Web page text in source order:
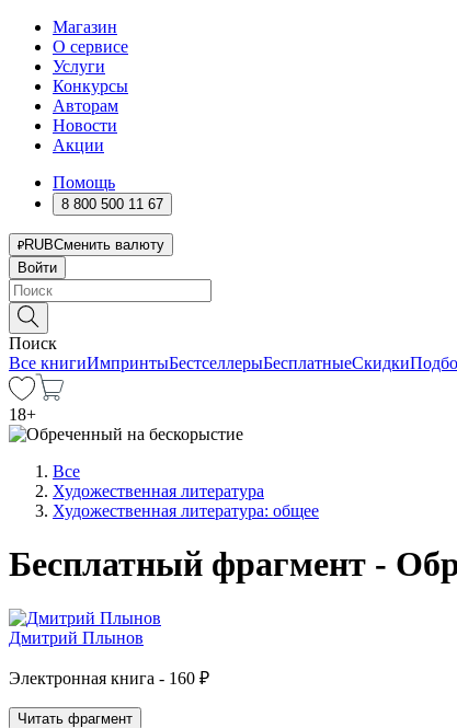
Магазин
О сервисе
Услуги
Конкурсы
Авторам
Новости
Акции
Помощь
8 800 500 11 67
RUBСменить валюту
Войти
Поиск
Все книгиИмпринтыБестселлерыБесплатныеСкидки
18+
Все
Художественная литература
Художественная литература: общее
Бесплатный фрагмент -
Дмитрий Плынов
Электронная книга - 160 ₽
Читать фрагмент